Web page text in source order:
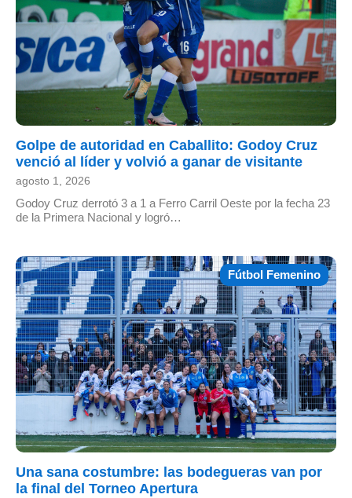
Golpe de autoridad en Caballito: Godoy Cruz
venció al líder y volvió a ganar de visitante
agosto 1, 2026
Godoy Cruz derrotó 3 a 1 a Ferro Carril Oeste por la fecha 23
de la Primera Nacional y logró…
Fútbol Femenino
Una sana costumbre: las bodegueras van por
la final del Torneo Apertura